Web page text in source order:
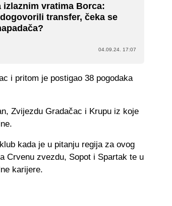
izlaznim vratima Borca:
transfer, čeka se
04.09.24. 17:07
i pritom je postigao 38 pogodaka
Zvijezdu Gradačac i Krupu iz koje
kada je u pitanju regija za ovog
Crvenu zvezdu, Sopot i Spartak te u
karijere.